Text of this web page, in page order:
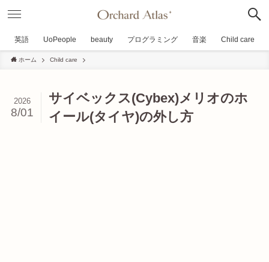
英語 UoPeople beauty プログラミング 音楽 Child care
ホーム Child care
サイベックス(Cybex)メリオのホ
イール(タイヤ)の外し方
2026
8/01